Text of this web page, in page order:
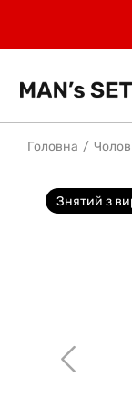
Головна
Знятий з